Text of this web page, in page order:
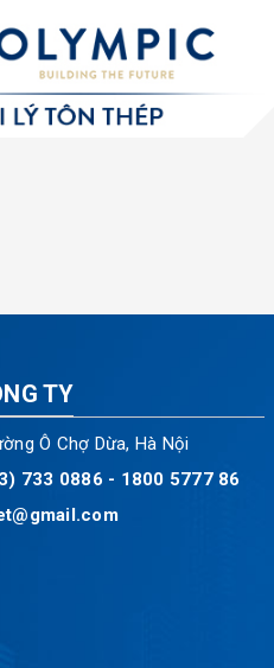
TY
Ô Chợ Dừa, Hà Nội
733 0886 - 1800 5777 86